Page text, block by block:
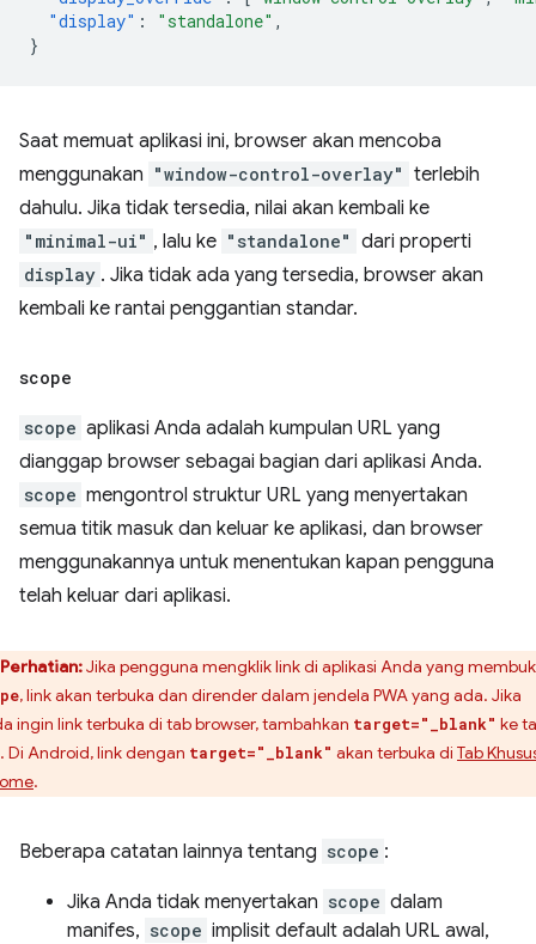
"display" : "standalone" ,
}
Saat memuat aplikasi ini, browser akan mencoba
menggunakan "window-control-overlay" terlebih
dahulu. Jika tidak tersedia, nilai akan kembali ke
"minimal-ui" , lalu ke "standalone" dari properti
display . Jika tidak ada yang tersedia, browser akan
kembali ke rantai penggantian standar.
scope
scope aplikasi Anda adalah kumpulan URL yang
dianggap browser sebagai bagian dari aplikasi Anda.
scope mengontrol struktur URL yang menyertakan
semua titik masuk dan keluar ke aplikasi, dan browser
menggunakannya untuk menentukan kapan pengguna
telah keluar dari aplikasi.
Perhatian:Jika pengguna mengklik link di aplikasi Anda yang
, link akan terbuka dan dirender dalam jendela PWA yang ada. Jika
ingin link terbuka di tab browser, tambahkan target="_blank" ke
. Di Android, link dengan target="_blank" akan terbuka di Tab
.
Beberapa catatan lainnya tentang scope :
Jika Anda tidak menyertakan scope dalam
manifes, scope implisit default adalah URL awal,